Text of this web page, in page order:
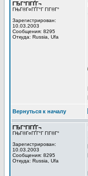
ГЂГ°ГІГҐГ¬
ГЊГ®Г¤ГҐГ°Г ГІГ®Г°
Зарегистрирован:
10.03.2003
Сообщения: 8295
Откуда: Russia, Ufa
Вернуться к началу
ГЂГ°ГІГҐГ¬
ГЊГ®Г¤ГҐГ°Г ГІГ®Г°
Зарегистрирован:
10.03.2003
Сообщения: 8295
Откуда: Russia, Ufa